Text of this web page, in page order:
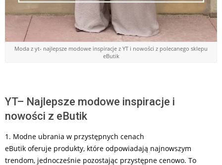
Moda z yt- najlepsze modowe inspiracje z YT i nowości z polecanego sklepu
eButik
YT– Najlepsze modowe inspiracje i
nowości z eButik
1. Modne ubrania w przystępnych cenach
eButik oferuje produkty, które odpowiadają najnowszym
trendom, jednocześnie pozostając przystępne cenowo. To